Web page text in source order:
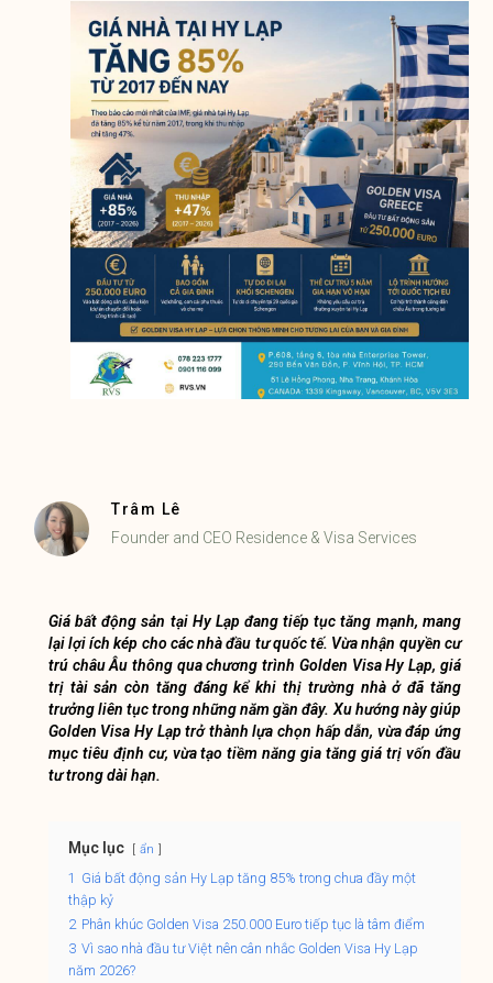
Trâm Lê
Founder and CEO Residence & Visa Services
Giá bất động sản tại Hy Lạp đang tiếp tục tăng mạnh, mang
lại lợi ích kép cho các nhà đầu tư quốc tế. Vừa nhận quyền cư
trú châu Âu thông qua chương trình Golden Visa Hy Lạp, giá
trị tài sản còn tăng đáng kể khi thị trường nhà ở đã tăng
trưởng liên tục trong những năm gần đây. Xu hướng này giúp
Golden Visa Hy Lạp trở thành lựa chọn hấp dẫn, vừa đáp ứng
mục tiêu định cư, vừa tạo tiềm năng gia tăng giá trị vốn đầu
tư trong dài hạn.
Mục lục ẩn
1 Giá bất động sản Hy Lạp tăng 85% trong chưa đầy một
thập kỷ
2 Phân khúc Golden Visa 250.000 Euro tiếp tục là tâm điểm
3 Vì sao nhà đầu tư Việt nên cân nhắc Golden Visa Hy Lạp
năm 2026?